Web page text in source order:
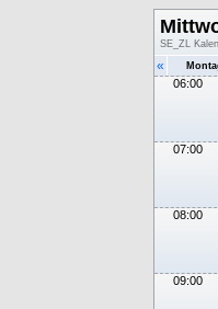
SE_ZL
«
06:00
07:00
08:00
09:00